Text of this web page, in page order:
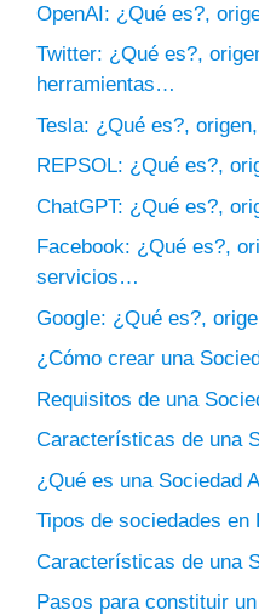
OpenAI: ¿Qué es?,
Twitter: ¿Qué es?,
herramientas…
Tesla: ¿Qué es?,
REPSOL: ¿Qué es?,
ChatGPT: ¿Qué es?,
Facebook: ¿Qué es?,
servicios…
Google: ¿Qué es?,
¿Cómo crear una
Requisitos de una
Características de una
¿Qué es una Sociedad
Tipos de sociedades en
Características de una
Pasos para constituir